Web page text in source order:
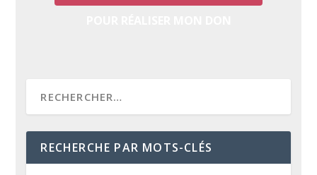
RECHERCHE PAR MOTS-CLÉS